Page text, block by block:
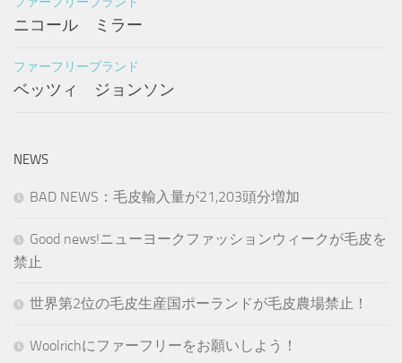
ニコール ミラー
ファーフリーブランド
ベッツィ ジョンソン
NEWS
BAD NEWS：毛皮輸入量が21,203頭分増加
Good news!ニューヨークファッションウィークが毛皮を
禁止
世界第2位の毛皮生産国ポーランドが毛皮農場禁止！
Woolrichにファーフリーをお願いしよう！